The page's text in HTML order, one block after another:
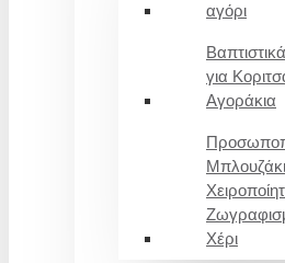
αγόρι
για
Αγοράκια
Χέρι